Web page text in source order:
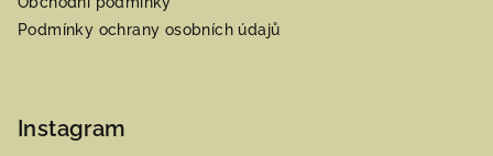
Podmínky ochrany osobních údajů
Instagram